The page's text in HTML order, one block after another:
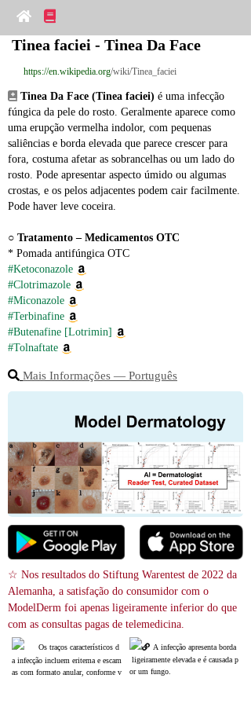
Tinea faciei - Tinea Da Face
https://en.wikipedia.org/wiki/Tinea_faciei
Tinea Da Face (Tinea faciei) é uma infecção
fúngica da pele do rosto. Geralmente aparece como
uma erupção vermelha indolor, com pequenas
saliências e borda elevada que parece crescer para
fora, costuma afetar as sobrancelhas ou um lado do
rosto. Pode apresentar aspecto úmido ou algumas
crostas, e os pelos adjacentes podem cair facilmente.
Pode haver leve coceira.
○ Tratamento – Medicamentos OTC
* Pomada antifúngica OTC
#Ketoconazole
#Clotrimazole
#Miconazole
#Terbinafine
#Butenafine [Lotrimin]
#Tolnaftate
Mais Informações ― Português
☆ Nos resultados do Stiftung Warentest de 2022 da
Alemanha, a satisfação do consumidor com o
ModelDerm foi apenas ligeiramente inferior do que
com as consultas pagas de telemedicina.
Os traços característicos d
a infecção incluem eritema e escam
as com formato anular, conforme v
A infecção apresenta borda
ligeiramente elevada e é causada p
or um fungo.